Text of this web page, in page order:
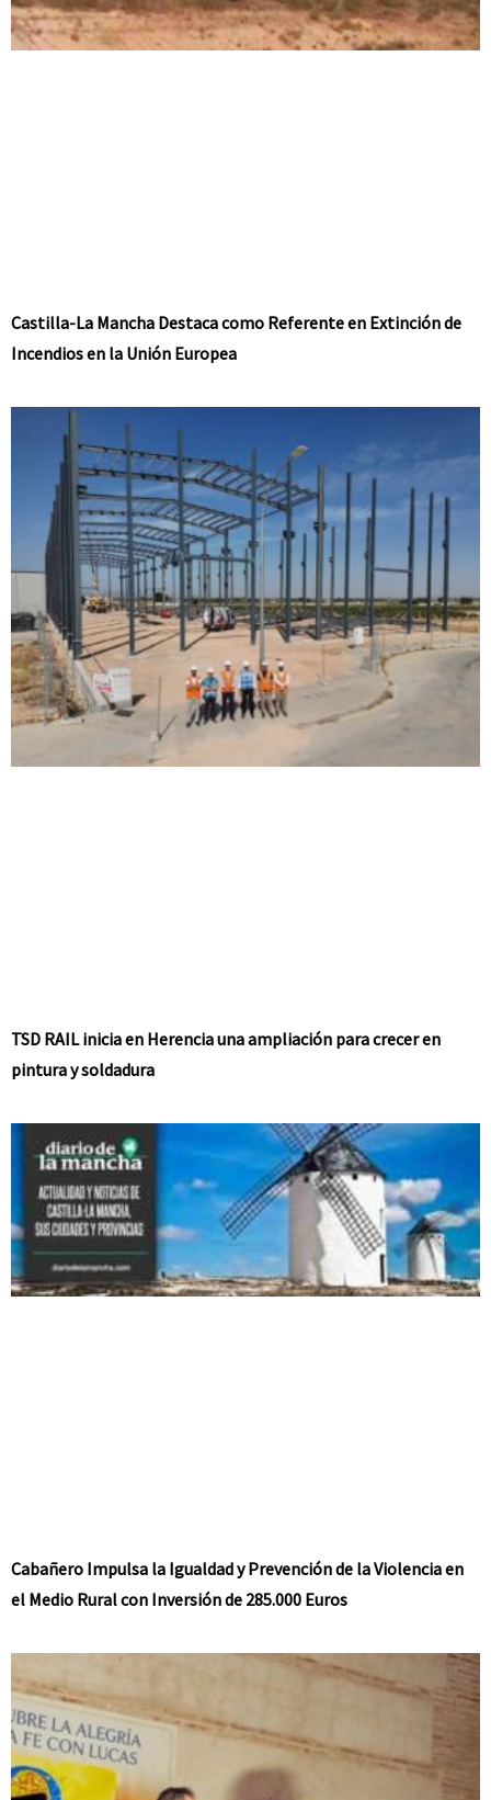
Castilla-La Mancha Destaca como Referente en Extinción de
Incendios en la Unión Europea
TSD RAIL inicia en Herencia una ampliación para crecer en
pintura y soldadura
Cabañero Impulsa la Igualdad y Prevención de la Violencia en
el Medio Rural con Inversión de 285.000 Euros